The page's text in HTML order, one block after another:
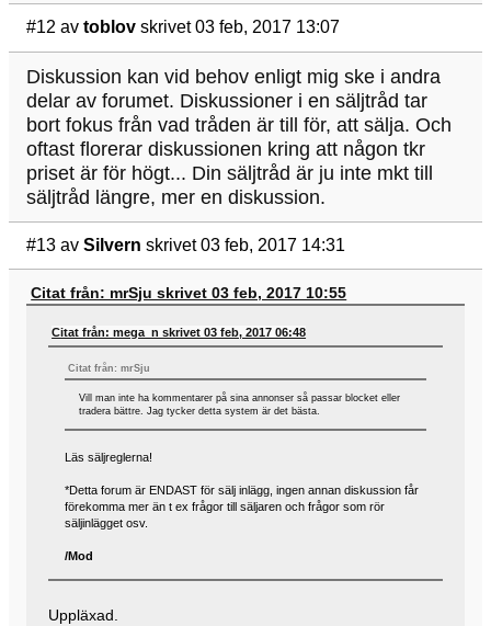
#12 av toblov skrivet 03 feb, 2017 13:07
Diskussion kan vid behov enligt mig ske i andra
delar av forumet. Diskussioner i en säljtråd tar
bort fokus från vad tråden är till för, att sälja. Och
oftast florerar diskussionen kring att någon tkr
priset är för högt... Din säljtråd är ju inte mkt till
säljtråd längre, mer en diskussion.
#13 av Silvern skrivet 03 feb, 2017 14:31
Citat från: mrSju skrivet 03 feb, 2017 10:55
Citat från: mega_n skrivet 03 feb, 2017 06:48
Citat från: mrSju
Vill man inte ha kommentarer på sina annonser så passar blocket eller
tradera bättre. Jag tycker detta system är det bästa.
Läs säljreglerna!
*Detta forum är ENDAST för sälj inlägg, ingen annan diskussion får
förekomma mer än t ex frågor till säljaren och frågor som rör
säljinlägget osv.
/Mod
Uppläxad.